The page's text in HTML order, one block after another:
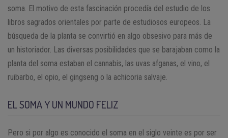
soma. El motivo de esta fascinación procedía del estudio de los
libros sagrados orientales por parte de estudiosos europeos. La
búsqueda de la planta se convirtió en algo obsesivo para más de
un historiador. Las diversas posibilidades que se barajaban como la
planta del soma estaban el cannabis, las uvas afganas, el vino, el
ruibarbo, el opio, el gingseng o la achicoria salvaje.
EL SOMA Y UN MUNDO FELIZ
Pero si por algo es conocido el soma en el siglo veinte es por ser